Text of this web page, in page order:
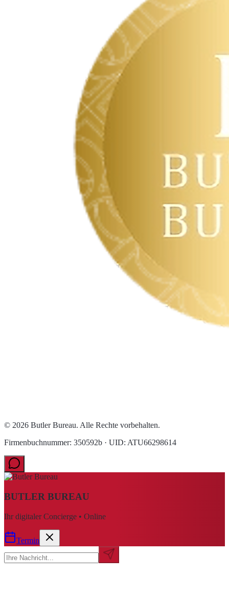
© 2026 Butler Bureau. Alle Rechte vorbehalten.
Firmenbuchnummer: 350592b · UID: ATU66298614
BUTLER BUREAU
Ihr digitaler Concierge • Online
Termin